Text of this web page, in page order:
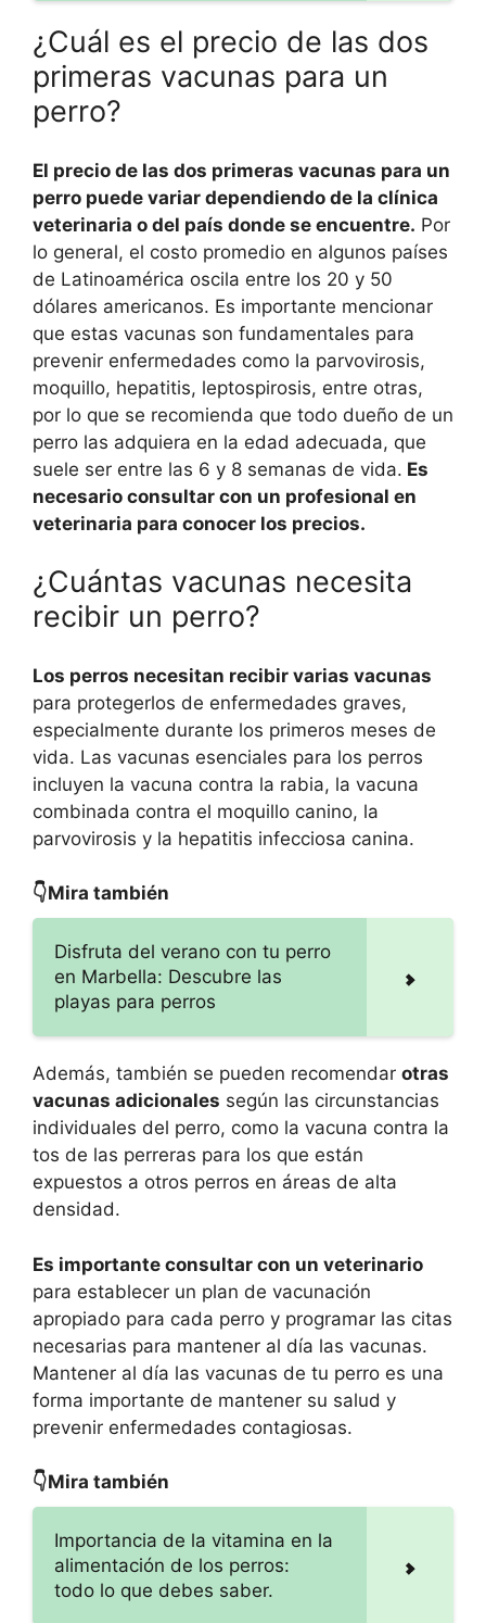
¿Cuál es el precio de las dos
primeras vacunas para un
perro?
El precio de las dos primeras vacunas para un
perro puede variar dependiendo de la clínica
veterinaria o del país donde se encuentre. Por
lo general, el costo promedio en algunos países
de Latinoamérica oscila entre los 20 y 50
dólares americanos. Es importante mencionar
que estas vacunas son fundamentales para
prevenir enfermedades como la parvovirosis,
moquillo, hepatitis, leptospirosis, entre otras,
por lo que se recomienda que todo dueño de un
perro las adquiera en la edad adecuada, que
suele ser entre las 6 y 8 semanas de vida. Es
necesario consultar con un profesional en
veterinaria para conocer los precios.
¿Cuántas vacunas necesita
recibir un perro?
Los perros necesitan recibir varias vacunas
para protegerlos de enfermedades graves,
especialmente durante los primeros meses de
vida. Las vacunas esenciales para los perros
incluyen la vacuna contra la rabia, la vacuna
combinada contra el moquillo canino, la
parvovirosis y la hepatitis infecciosa canina.
👇Mira también
Disfruta del verano con tu perro
en Marbella: Descubre las
playas para perros
Además, también se pueden recomendar otras
vacunas adicionales según las circunstancias
individuales del perro, como la vacuna contra la
tos de las perreras para los que están
expuestos a otros perros en áreas de alta
densidad.
Es importante consultar con un veterinario
para establecer un plan de vacunación
apropiado para cada perro y programar las citas
necesarias para mantener al día las vacunas.
Mantener al día las vacunas de tu perro es una
forma importante de mantener su salud y
prevenir enfermedades contagiosas.
👇Mira también
Importancia de la vitamina en la
alimentación de los perros:
todo lo que debes saber.